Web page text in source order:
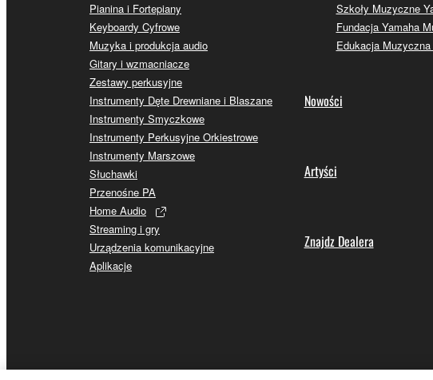
Pianina i Fortepiany
Keyboardy Cyfrowe
Muzyka i produkcja audio
Gitary i wzmacniacze
Zestawy perkusyjne
Instrumenty Dęte Drewniane i Blaszane
Instrumenty Smyczkowe
Instrumenty Perkusyjne Orkiestrowe
Instrumenty Marszowe
Słuchawki
Przenośne PA
Home Audio
Streaming i gry
Urządzenia komunikacyjne
Aplikacje
Szkoły Muzyczne
Fundacja Yamaha
Edukacja
Nowości
Artyści
Znajdz Dealera